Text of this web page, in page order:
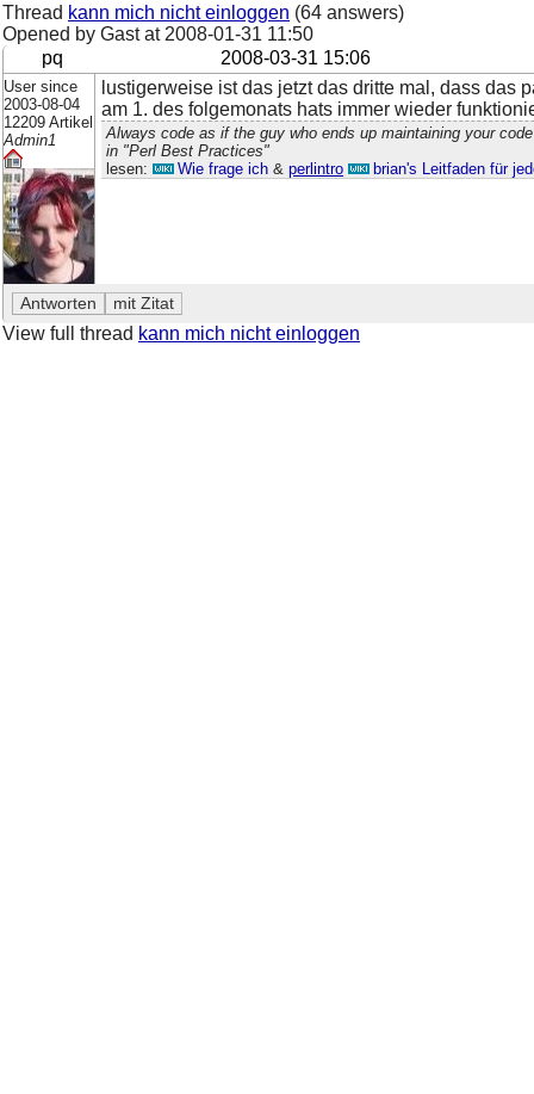
Thread kann mich nicht einloggen (64 answers)
Opened by Gast at 2008-01-31 11:50
pq
2008-03-31 15:06
User since
2003-08-04
12209 Artikel
Admin1
lustigerweise ist das jetzt das dritte mal, dass das
am 1. des folgemonats hats immer wieder
Always code as if the guy who ends up maintaining your
in "Perl Best Practices"
lesen:
Wie frage ich &perlintro brian's Leitfaden für
View full thread kann mich nicht einloggen